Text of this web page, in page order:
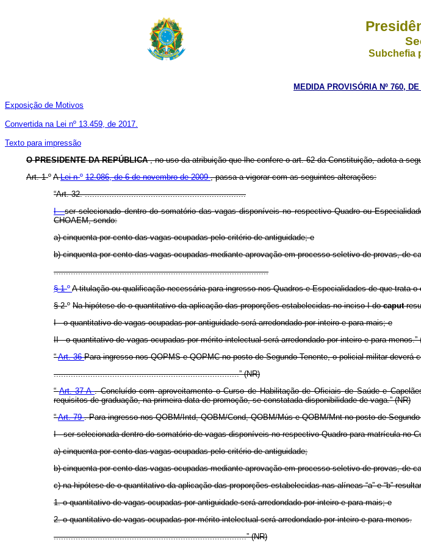
Subchefia
MEDIDA PROVISÓRIA Nº 760,
Exposição de Motivos
Convertida na Lei nº 13.459, de 2017.
Texto para impressão
O PRESIDENTE DA REPÚBLICA, no uso da atribuição que lhe confere o art. 62 da Constituição, adota a
Art. 1º ALei nº 12.086, de 6 de novembro de 2009, passa a vigorar com as seguintes alterações:
“Art. 32. ..................................................................
I -ser selecionado dentro do somatório das vagas disponíveis no respectivo Quadro ou
CHOAEM, sendo:
a) cinquenta por cento das vagas ocupadas pelo critério de antiguidade; e
b) cinquenta por cento das vagas ocupadas mediante aprovação em processo seletivo de provas, de
........................................................................................
§ 1º A titulação ou qualificação necessária para ingresso nos Quadros e Especialidades de que trata o
§ 2º Na hipótese de o quantitativo da aplicação das proporções estabelecidas no inciso I docaput
I - o quantitativo de vagas ocupadas por antiguidade será arredondado por inteiro e para mais; e
II - o quantitativo de vagas ocupadas por mérito intelectual será arredondado por inteiro e para menos.”
“Art. 36Para ingresso nos QOPMS e QOPMC no posto de Segundo-Tenente, o policial militar
............................................................................” (NR)
“Art. 37-A. Concluído com aproveitamento o Curso de Habilitação de Oficiais de Saúde e
requisitos de graduação, na primeira data de promoção, se constatada disponibilidade de vaga.” (NR)
“Art. 79. Para ingresso nos QOBM/Intd, QOBM/Cond, QOBM/Mús e QOBM/Mnt no posto de
I - ser selecionada dentro do somatório de vagas disponíveis no respectivo Quadro para matrícula no
a) cinquenta por cento das vagas ocupadas pelo critério de antiguidade;
b) cinquenta por cento das vagas ocupadas mediante aprovação em processo seletivo de provas, de
c) na hipótese de o quantitativo da aplicação das proporções estabelecidas nas alíneas “a” e “b”
1. o quantitativo de vagas ocupadas por antiguidade será arredondado por inteiro e para mais; e
2. o quantitativo de vagas ocupadas por mérito intelectual será arredondado por inteiro e para menos.
...............................................................................” (NR)